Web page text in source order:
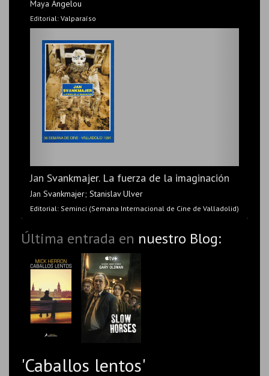
Maya Angelou
Editorial: Valparaíso
Jan Svankmajer. La fuerza de la imaginación
Jan Svankmajer; Stanislav Ulver
Editorial: Seminci (Semana Internacional de Cine de Valladolid)
El tao de Wu
Editorial: Blackie Books
Última entrada en nuestro Blog:
'Caballos lentos'